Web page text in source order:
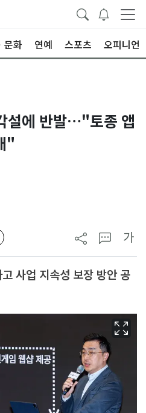
문화 연예 스포츠 오피니언
설에 반발…"토종 앱
"
가
사업 지속성 보장 방안 공